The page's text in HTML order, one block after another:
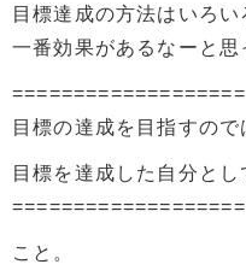
目標達成の方法はいろい
一番効果があるなーと思
目標の達成を目指すので
目標を達成した自分とし
こと。